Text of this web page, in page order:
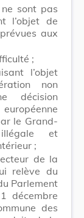
sont pas
l’objet de
aux
;
l’objet
non
décision
le Grand-
et
;
de la
relève du
Parlement
décembre
des